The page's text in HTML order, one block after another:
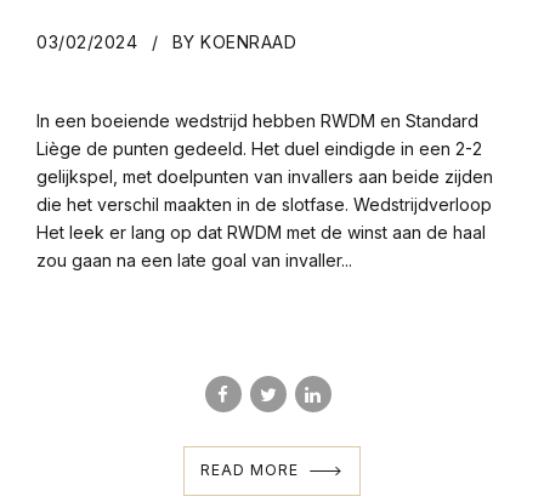
03/02/2024 BY KOENRAAD
In een boeiende wedstrijd hebben RWDM en Standard
Liège de punten gedeeld. Het duel eindigde in een 2-2
gelijkspel, met doelpunten van invallers aan beide zijden
die het verschil maakten in de slotfase. Wedstrijdverloop
Het leek er lang op dat RWDM met de winst aan de haal
zou gaan na een late goal van invaller...
READ MORE